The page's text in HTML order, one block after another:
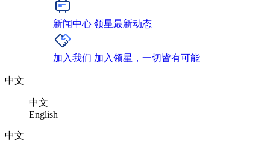
新闻中心 领星最新动态
加入我们 加入领星，一切皆有可能
中文
中文
English
中文